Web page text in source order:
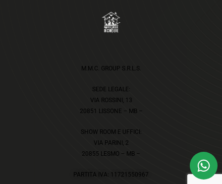
M.M.C. GROUP S.R.L.S.
SEDE LEGALE:
VIA ROSSINI, 13
20851 LISSONE – MB –
SHOW ROOM E UFFICI:
VIA PARINI, 2
20855 LESMO – MB –
PARTITA IVA: 11721550967